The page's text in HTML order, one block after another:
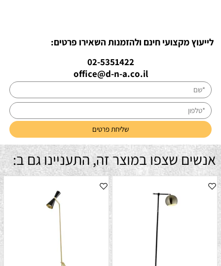
לייעוץ מקצועי חינם ולהזמנות השאירו פרטים:
02-5351422
office@d-n-a.co.il
אנשים שצפו במוצר זה, התעניינו גם ב: